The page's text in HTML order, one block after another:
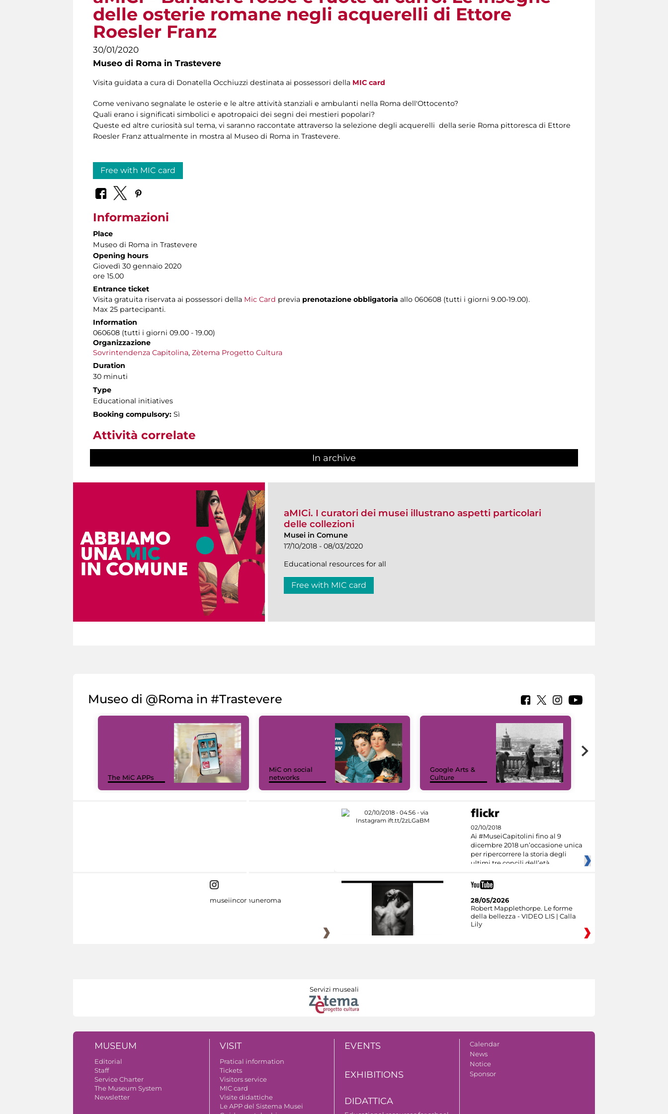
delle osterie romane negli acquerelli di Ettore
Roesler Franz
30/01/2020
Museo di Roma in Trastevere
Visita guidata a cura di Donatella Occhiuzzi destinata ai possessori della MIC card
Come venivano segnalate le osterie e le altre attività stanziali e ambulanti nella Roma dell'Ottocento?
Quali erano i significati simbolici e apotropaici dei segni dei mestieri popolari?
Queste ed altre curiosità sul tema, vi saranno raccontate attraverso la selezione degli acquerelli della serie Roma pittoresca di Ettore
Roesler Franz attualmente in mostra al Museo di Roma in Trastevere.
Free with MIC card
Informazioni
Place
Museo di Roma in Trastevere
Opening hours
Giovedì 30 gennaio 2020
ore 15.00
Entrance ticket
Visita gratuita riservata ai possessori della Mic Card previa prenotazione obbligatoria allo 060608 (tutti i giorni 9.00-19.00).
Max 25 partecipanti.
Information
060608 (tutti i giorni 09.00 - 19.00)
Organizzazione
Sovrintendenza Capitolina, Zètema Progetto Cultura
Duration
30 minuti
Type
Educational initiatives
Booking compulsory: Sì
Attività correlate
In archive
aMICi. I curatori dei musei illustrano aspetti particolari
delle collezioni
Musei in Comune
17/10/2018 - 08/03/2020
Educational resources for all
Free with MIC card
Museo di @Roma in #Trastevere
The MiC APPs
MiC on social
networks
Google Arts &
Culture
02/10/2018
Ai #MuseiCapitolini fino al 9
dicembre 2018 un’occasione unica
per ripercorrere la storia degli
ultimi tre concili dell’età
museiincomuneroma
28/05/2026
Robert Mapplethorpe. Le forme
della bellezza - VIDEO LIS | Calla
Lily
Servizi museali
MUSEUM
Editorial
Staff
Service Charter
The Museum System
Newsletter
VISIT
Pratical information
Tickets
Visitors service
MIC card
Visite didattiche
Le APP del Sistema Musei
EVENTS
EXHIBITIONS
DIDATTICA
Calendar
News
Notice
Sponsor